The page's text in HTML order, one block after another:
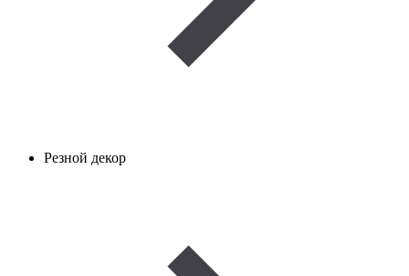
Резной декор